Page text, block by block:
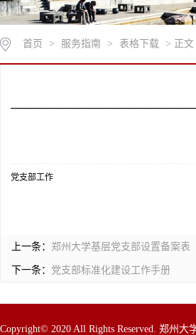
首页 > 服务指南 > 表格下载 > 正文
党支部工作
上一条： 郑州大学基层党支部设置备案表
下一条： 党支部标准化建设工作手册
Copyright© 2020 All Rights Reserved. 郑州大